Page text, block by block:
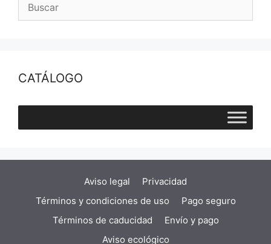
CATÁLOGO
Aviso legal
Privacidad
Términos y condiciones de uso
Pago seguro
Términos de caducidad
Envío y pago
Aviso ecológico